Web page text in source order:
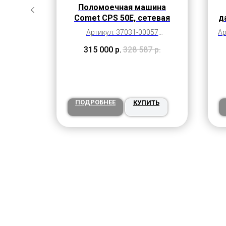
Поломоечная машина
Comet CPS 50E, сетевая
Артикул: 37031-00057
315 000 р.328 587 р.
ПОДРОБНЕЕ КУПИТЬ